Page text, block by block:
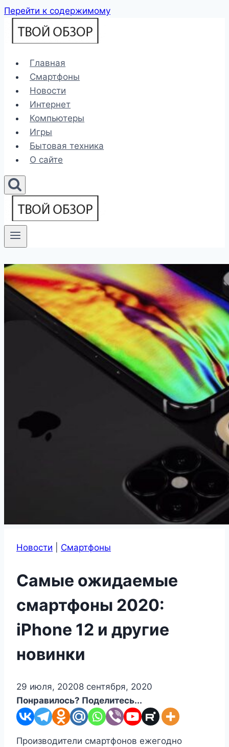
Перейти к содержимому
Главная
Смартфоны
Новости
Интернет
Компьютеры
Игры
Бытовая техника
О сайте
Новости Смартфоны
Самые ожидаемые
смартфоны 2020:
iPhone 12 и другие
новинки
29 июля, 20208 сентября, 2020
Понравилось? Поделитесь...
Производители смартфонов ежегодно